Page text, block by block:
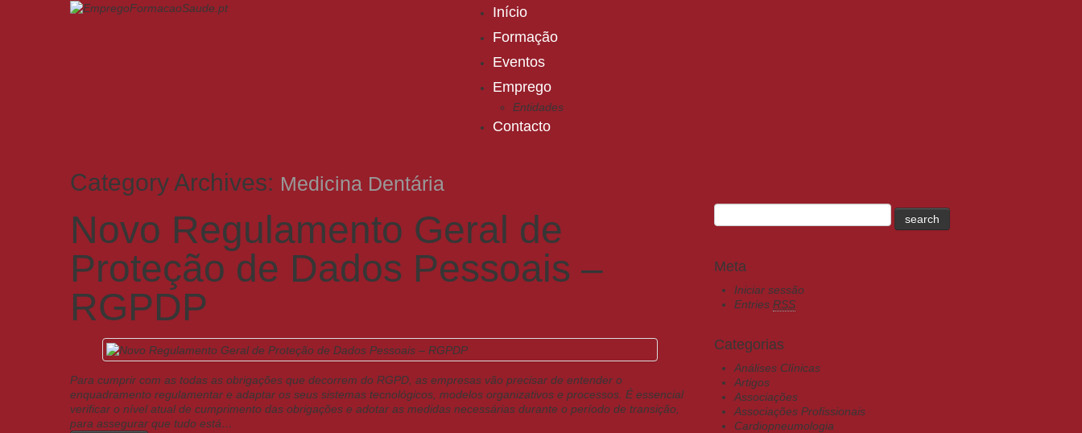
Início
Formação
Eventos
Emprego
Entidades
Contacto
Category Archives: Medicina Dentária
Novo Regulamento Geral de
Proteção de Dados Pessoais –
RGPDP
Para cumprir com as todas as obrigações que decorrem do RGPD, as empresas vão precisar de entender o
enquadramento regulamentar e adaptar os seus sistemas tecnológicos, modelos organizativos e processos. É essencial
verificar o nível atual de cumprimento das obrigações e adotar as medidas necessárias durante o período de transição,
para assegurar que tudo está…
Meta
Iniciar sessão
Entries RSS
Categorias
Análises Clínicas
Artigos
Associações
Associações Profissionais
Cardiopneumologia